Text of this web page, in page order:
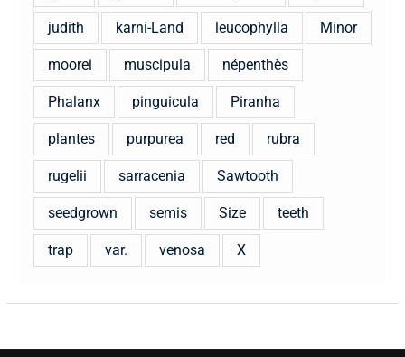
judith karni-Land leucophylla Minor
moorei muscipula népenthès
Phalanx pinguicula Piranha
plantes purpurea red rubra
rugelii sarracenia Sawtooth
seedgrown semis Size teeth
trap var. venosa X